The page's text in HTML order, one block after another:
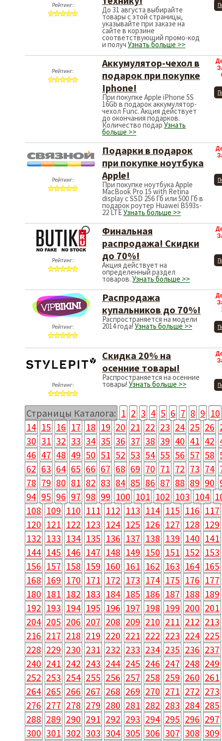
Рейтинг: До 31 августа выбирайте
товары с этой страницы,
указывайте при заказе на
сайте в корзине
соответствующий промо-код
и получ Узнать больше >>
Рейтинг:
Аккумулятор-чехол в
подарок при покупке
Iphone!
При покупке Apple iPhone 5S
16Gb в подарок аккумулятор-
чехол Func. Акция действует
до окончания подарков.
Количество подарУзнать
больше >>
Рейтинг:
Подарки в подарок
при покупке ноутбука
Apple!
При покупке ноутбука Apple
MacBook Pro 15 with Retina
display с SSD 256 Гб или 500 Гб в
подарок роутер Huawei B593s-
22 LTEУзнать больше >>
Рейтинг:
Финальная
распродажа! Скидки
до 70%!
Акция действует на
определенный раздел
товаров. Узнать больше >>
Рейтинг:
Распродажа
купальников до 70%!
Распространяется на модели
2014 года!Узнать больше >>
Рейтинг:
Скидка 20% на
осенние товары!
Распространяется на осенние
товары! Узнать больше >>
Страницы Каталога: 1 2 3 4 5 6 7 8 9 10
14 15 16 17 18 19 20 21 22 23 24 25 26
30 31 32 33 34 35 36 37 38 39 40 41 42
46 47 48 49 50 51 52 53 54 55 56 57 58
62 63 64 65 66 67 68 69 70 71 72 73 74
78 79 80 81 82 83 84 85 86 87 88 89 90
94 95 96 97 98 99 100 101 102 103 104
108 109 110 111 112 113 114 115 116 117
120 121 122 123 124 125 126 127 128 129
132 133 134 135 136 137 138 139 140 141
144 145 146 147 148 149 150 151 152 153
156 157 158 159 160 161 162 163 164 165
168 169 170 171 172 173 174 175 176 177
180 181 182 183 184 185 186 187 188 189
192 193 194 195 196 197 198 199 200 201
204 205 206 207 208 209 210 211 212 213
216 217 218 219 220 221 222 223 224 225
228 229 230 231 232 233 234 235 236 237
240 241 242 243 244 245 246 247 248 249
252 253 254 255 256 257 258 259 260 261
264 265 266 267 268 269 270 271 272 273
276 277 278 279 280 281 282 283 284 285
288 289 290 291 292 293 294 295 296 297
300 301 302 303 304 305 306 307 308 309